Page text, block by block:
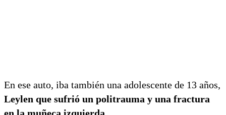
En ese auto, iba también una adolescente de 13 años,
Leylen que sufrió un politrauma y una fractura
en la muñeca izquierda.